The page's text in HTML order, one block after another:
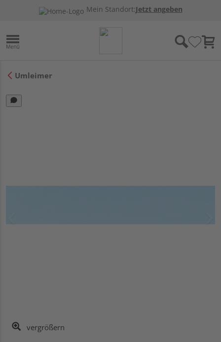
Mein Standort:Jetzt angeben
Umleimer
vergrößern